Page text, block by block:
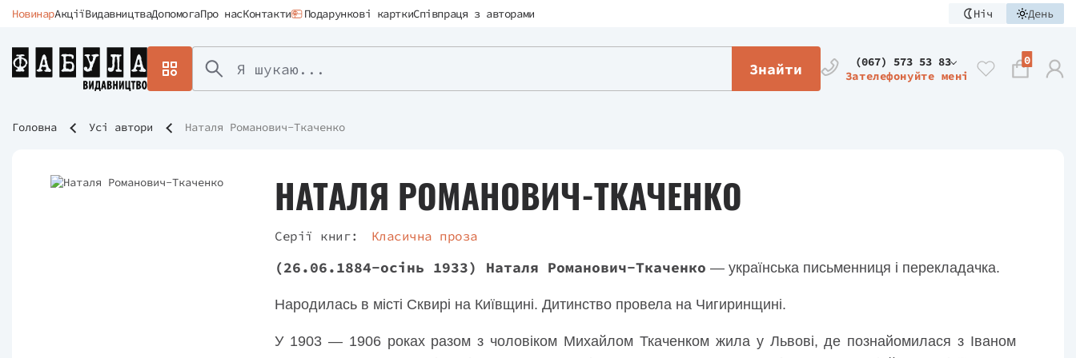
НовинарАкціїВидавництваДопомогаПро насКонтакти Подарункові карткиСпівпраця з авторами Ніч День
Знайти
(067) 573 53 83
Зателефонуйте мені
0
Головна Усі автори Наталя Романович-Ткаченко
НАТАЛЯ РОМАНОВИЧ-ТКАЧЕНКО
Серії книг: Класична проза
(26.06.1884-осінь 1933) Наталя Романович-Ткаченко — українська письменниця і перекладачка.
Народилась в місті Сквирі на Київщині. Дитинство провела на Чигиринщині.
У 1903 — 1906 роках разом з чоловіком Михайлом Ткаченком жила у Львові, де познайомилася з Іваном